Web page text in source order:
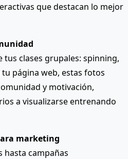
que destacan lo mejor
tus clases grupales: spinning,
página web, estas fotos
y motivación,
a visualizarse entrenando
marketing
hasta campañas